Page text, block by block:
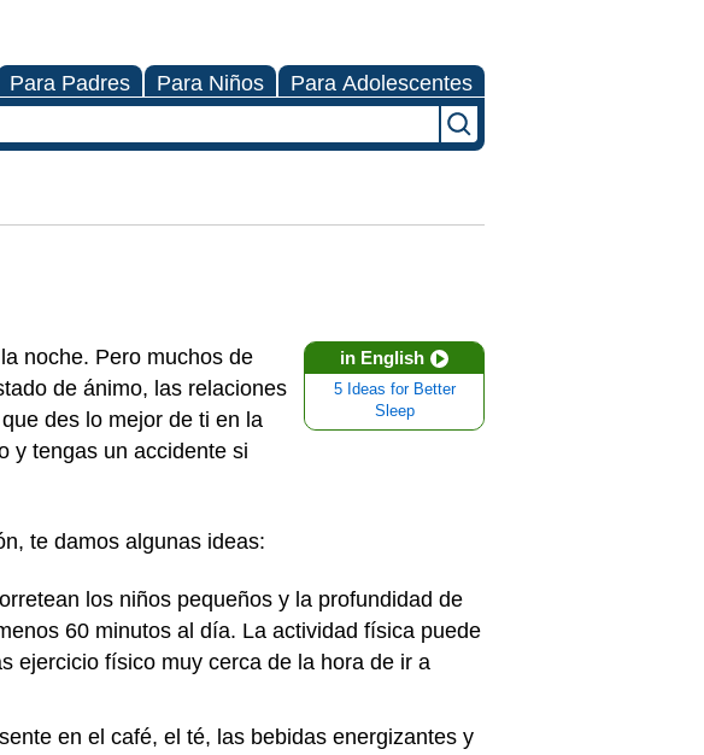
Para Padres Para Niños Para Adolescentes
in English
5 Ideas for Better
Sleep
noche. Pero muchos de
de ánimo, las relaciones
des lo mejor de ti en la
y tengas un accidente si
te damos algunas ideas:
los niños pequeños y la profundidad de
60 minutos al día. La actividad física puede
ejercicio físico muy cerca de la hora de ir a
en el café, el té, las bebidas energizantes y